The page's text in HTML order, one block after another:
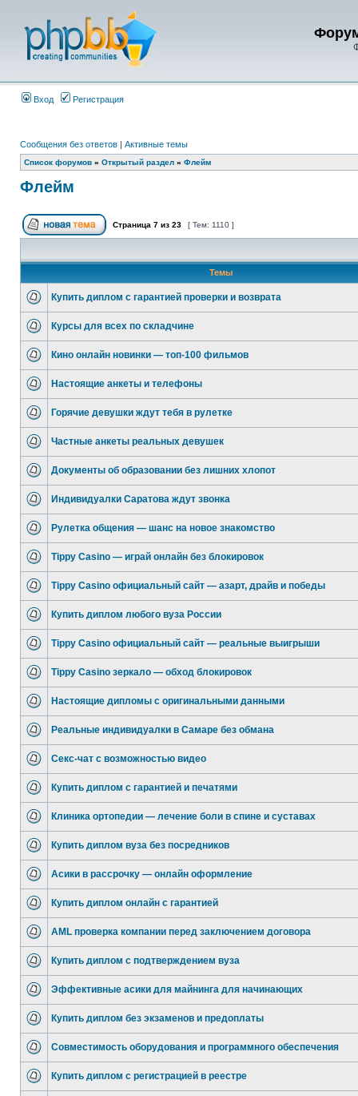
Вход Регистрация
Сообщения без ответов | Активные темы
Список форумов » Открытый раздел » Флейм
Флейм
Страница 7 из 23 [ Тем: 1110 ]
Темы
Купить диплом с гарантией проверки и возврата
Курсы для всех по складчине
Кино онлайн новинки — топ-100 фильмов
Настоящие анкеты и телефоны
Горячие девушки ждут тебя в рулетке
Частные анкеты реальных девушек
Документы об образовании без лишних хлопот
Индивидуалки Саратова ждут звонка
Рулетка общения — шанс на новое знакомство
Tippy Casino — играй онлайн без блокировок
Tippy Casino официальный сайт — азарт, драйв и победы
Купить диплом любого вуза России
Tippy Casino официальный сайт — реальные выигрыши
Tippy Casino зеркало — обход блокировок
Настоящие дипломы с оригинальными данными
Реальные индивидуалки в Самаре без обмана
Секс-чат с возможностью видео
Купить диплом с гарантией и печатями
Клиника ортопедии — лечение боли в спине и суставах
Купить диплом вуза без посредников
Асики в рассрочку — онлайн оформление
Купить диплом онлайн с гарантией
AML проверка компании перед заключением договора
Купить диплом с подтверждением вуза
Эффективные асики для майнинга для начинающих
Купить диплом без экзаменов и предоплаты
Совместимость оборудования и программного обеспечения
Купить диплом с регистрацией в реестре